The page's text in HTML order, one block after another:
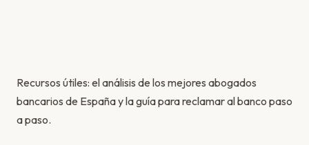
Recursos útiles: elanálisis de los mejores abogados
bancarios de Españay laguía para reclamar al banco paso
a paso.